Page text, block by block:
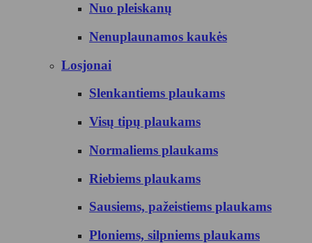
Nuo pleiskanų
Nenuplaunamos kaukės
Losjonai
Slenkantiems plaukams
Visų tipų plaukams
Normaliems plaukams
Riebiems plaukams
Sausiems, pažeistiems plaukams
Ploniems, silpniems plaukams